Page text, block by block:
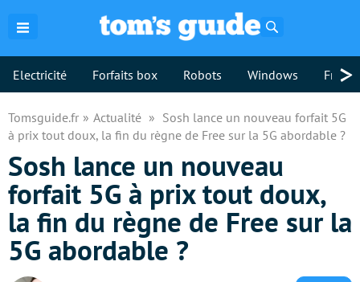
Electricité Forfaits box Robots Windows >
Tomsguide.fr Actualité
Sosh lance un nouveau forfait 5G
à prix tout doux, la fin du règne de Free sur la 5G abordable ?
Sosh lance un nouveau
forfait 5G à prix tout doux,
la fin du règne de Free sur la
5G abordable ?